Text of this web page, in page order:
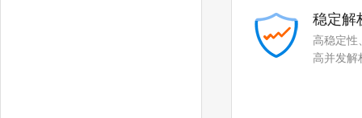
稳定解
高稳定性
高并发解